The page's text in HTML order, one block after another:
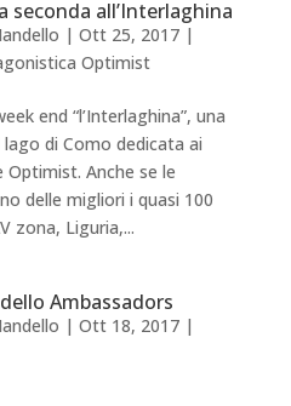
seconda all’Interlaghina
| Ott 25, 2017|
Optimist
end “l’Interlaghina”, una
di Como dedicata ai
Optimist. Anche se le
delle migliori i quasi 100
zona, Liguria,...
Ambassadors
| Ott 18, 2017|